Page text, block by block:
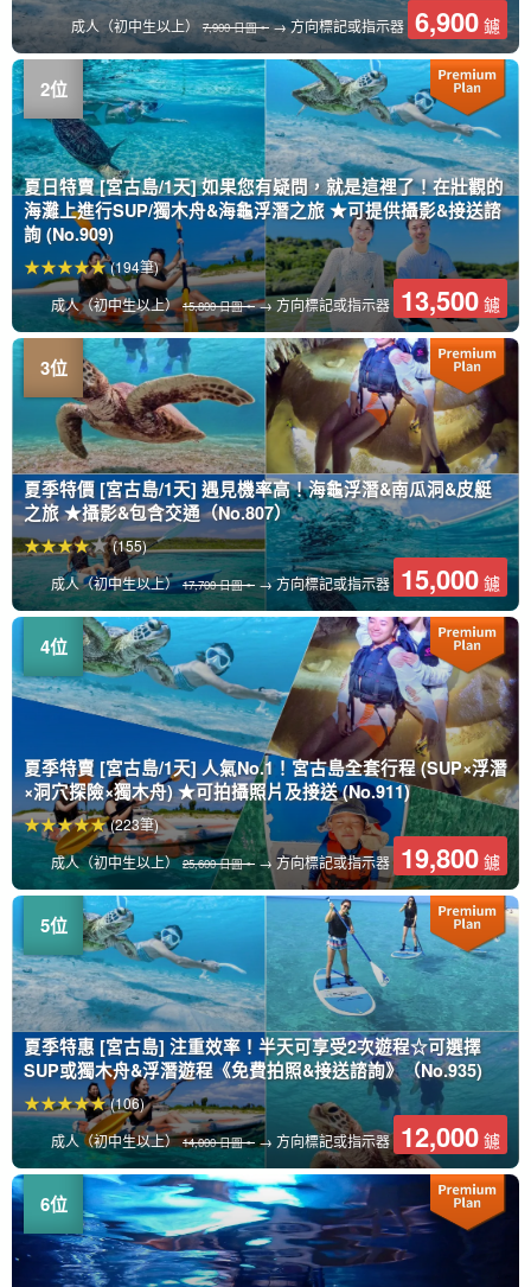
成人（初中生以上）7,900 日圓。→ 方向標記或指示器 6,900 鑢
夏日特賣 [宮古島/1天] 如果您有疑問，就是這裡了！在壯觀的
海灘上進行SUP/獨木舟&海龜浮潛之旅 ★可提供攝影&接送諮
詢 (No.909)
成人（初中生以上）15,800 日圓。→ 方向標記或指示器 13,500 鑢
(194筆)
夏季特價 [宮古島/1天] 遇見機率高！海龜浮潛&南瓜洞&皮艇
之旅 ★攝影&包含交通（No.807）
成人（初中生以上）17,700 日圓。→ 方向標記或指示器 15,000 鑢
(155)
夏季特賣 [宮古島/1天] 人氣No.1！宮古島全套行程 (SUP×浮潛
×洞穴探險×獨木舟) ★可拍攝照片及接送 (No.911)
成人（初中生以上）25,600 日圓。→ 方向標記或指示器 19,800 鑢
(223筆)
夏季特惠 [宮古島] 注重效率！半天可享受2次遊程☆可選擇
SUP或獨木舟&浮潛遊程《免費拍照&接送諮詢》（No.935)
成人（初中生以上）14,000 日圓。 → 方向標記或指示器 12,000 鑢
(106)